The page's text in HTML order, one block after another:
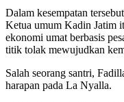
Dalam kesempatan
Ketua umum Kadin Jatim
ekonomi umat berbasis
titik tolak mewujudkan
Salah seorang santri,
harapan pada La Nyalla.